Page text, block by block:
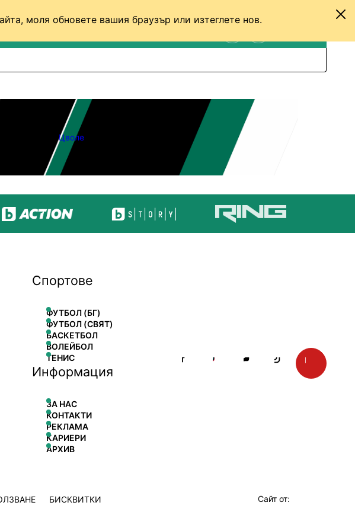
моля обновете вашия браузър или изтеглете нов.
Цволе
Спортове
ФУТБОЛ (БГ)
ФУТБОЛ (СВЯТ)
БАСКЕТБОЛ
ВОЛЕЙБОЛ
ТЕНИС
Информация
ЗА НАС
КОНТАКТИ
РЕКЛАМА
КАРИЕРИ
АРХИВ
БИСКВИТКИ Сайт от: